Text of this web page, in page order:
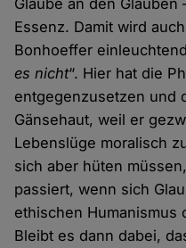
Glaube an den
Essenz. Damit wird
Bonhoeffer
es nicht“. Hier hat die
entgegenzusetzen und
Gänsehaut, weil er
Lebenslüge moralisch
sich aber hüten
passiert, wenn sich
ethischen Humanismus
Bleibt es dann dabei,